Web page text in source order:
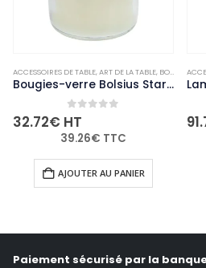
,NON-PALETTISABLE
ACCESSOIRES DE TABLE,ART DE LA TABLE, BOUGIES ET PHOTOPHORES
Bougies-verre Bolsius Starlight transparentes (lot de 8)
0out of 5
32.72€ HT
39.26€ TTC
AJOUTER AU PANIER
Paiement sécurisé par la